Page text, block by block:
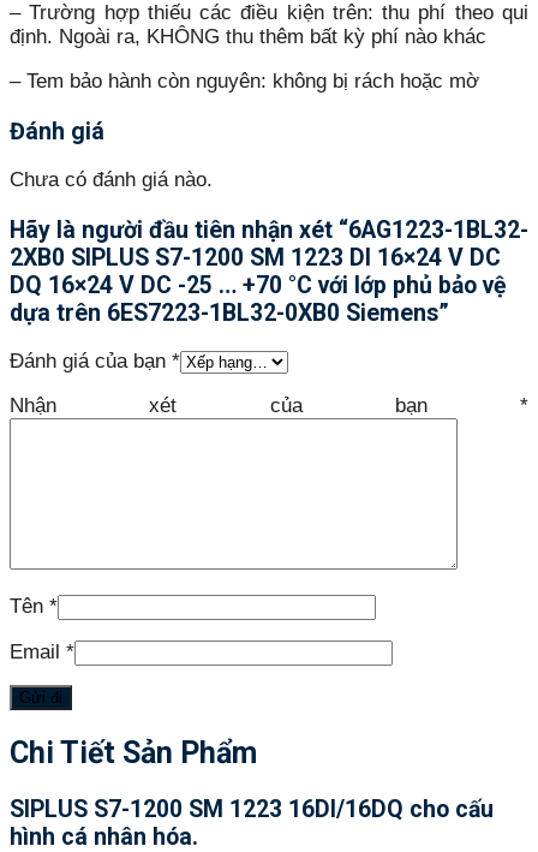
– Trường hợp thiếu các điều kiện trên: thu phí theo qui
định. Ngoài ra, KHÔNG thu thêm bất kỳ phí nào khác
– Tem bảo hành còn nguyên: không bị rách hoặc mờ
Đánh giá
Chưa có đánh giá nào.
Hãy là người đầu tiên nhận xét “6AG1223-1BL32-
2XB0 SIPLUS S7-1200 SM 1223 DI 16×24 V DC
DQ 16×24 V DC -25 … +70 °C với lớp phủ bảo vệ
dựa trên 6ES7223-1BL32-0XB0 Siemens”
Đánh giá của bạn *
Nhận xét của bạn *
Tên *
Email *
Chi Tiết Sản Phẩm
SIPLUS S7-1200 SM 1223 16DI/16DQ cho cấu
hình cá nhân hóa.